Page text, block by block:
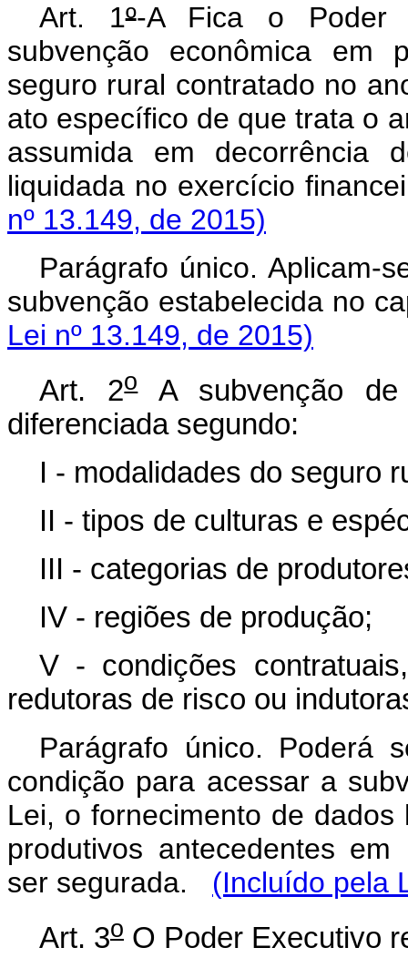
Art. 1º-A Fica o Poder
subvenção econômica em
seguro rural contratado no
ato específico de que trata o
assumida em decorrência
liquidada no exercício
nº 13.149, de 2015)
Parágrafo único. Aplicam-
subvenção estabelecida no
Lei nº 13.149, de 2015)
Art. 2oA subvenção
diferenciada segundo:
I - modalidades do seguro
II - tipos de culturas e
III - categorias de
IV - regiões de produção;
V - condições
redutoras de risco ou
Parágrafo único. Poderá
condição para acessar a
Lei, o fornecimento de
produtivos antecedentes
ser segurada.
(Incluído pela
Art. 3o O Poder Executivo